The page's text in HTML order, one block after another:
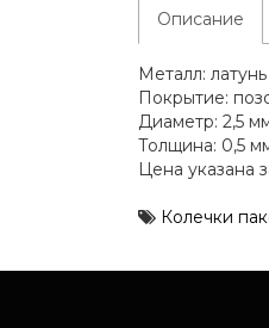
Описание
Металл: латунь
Покрытие:
Диаметр: 2,5
Толщина: 0,5
Цена указана
Колечки